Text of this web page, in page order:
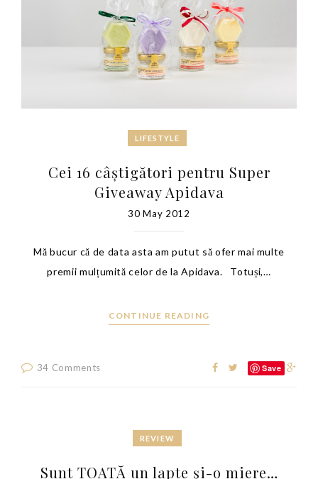
LIFESTYLE
Cei 16 câștigători pentru Super
Giveaway Apidava
30 May 2012
Mă bucur că de data asta am putut să ofer mai multe
premii mulțumită celor de la Apidava. Totuși,…
CONTINUE READING
34 Comments Save
REVIEW
Sunt TOATĂ un lapte şi-o miere…